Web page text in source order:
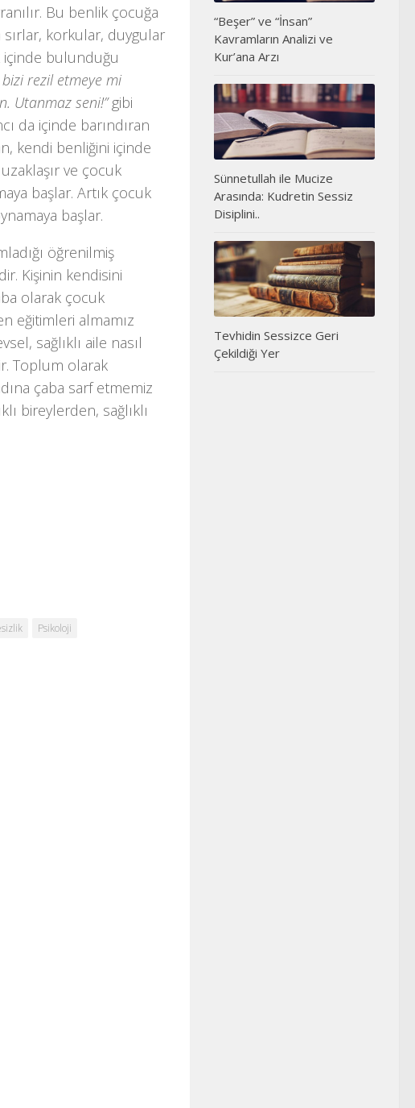
Bu benlik çocuğa
korkular, duygular
içinde bulunduğu
bizi rezil etmeye mi
Utanmaz seni!”gibi
da içinde barındıran
kendi benliğini içinde
ve çocuk
başlar. Artık çocuk
başlar.
öğrenilmiş
Kişinin kendisini
olarak çocuk
eğitimleri almamız
sağlıklı aile nasıl
Toplum olarak
çaba sarf etmemiz
bireylerden, sağlıklı
Psikoloji
“Beşer” ve “İnsan”
Kavramların Analizi ve
Kur’ana Arzı
Sünnetullah ile Mucize
Arasında: Kudretin Sessiz
Disiplini..
Tevhidin Sessizce Geri
Çekildiği Yer